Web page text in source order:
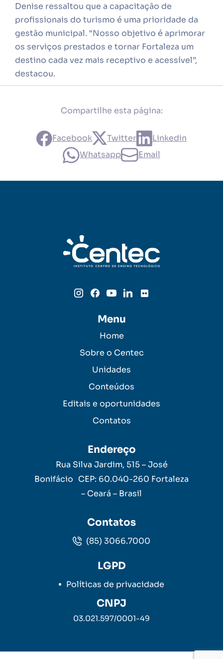
Denise ressaltou que a capacitação de
profissionais do turismo é uma prioridade da
gestão municipal. “Nosso objetivo é aprimorar
os serviços prestados e tornar Fortaleza um
destino cada vez mais receptivo e acessível”,
destacou.
Compartilhe esta página:
Facebook Twitter
Linkedin
Whatsapp
Email
Menu
Home
Sobre o Centec
Unidades
Conteúdos
Editais e oportunidades
Contatos
Endereço
Rua Silva Jardim, 515 – José
Bonifácio CEP: 60.040-260 Fortaleza
– Ceará – Brasil
Contatos
(85) 3066.7000
LGPD
Políticas de privacidade
CNPJ
03.021.597/0001-49